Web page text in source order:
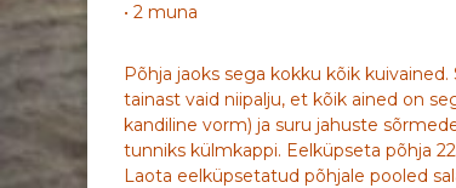
• 2 muna
Põhja jaoks sega kokku kõik
tainast vaid niipalju, et kõik ained on
kandiline vorm) ja suru jahuste
tunniks külmkappi. Eelküpseta põhja
Laota eelküpsetatud põhjale pooled